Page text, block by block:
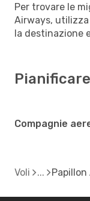
Per trovare le
Airways,
la destinazione
Compagnie
Voli